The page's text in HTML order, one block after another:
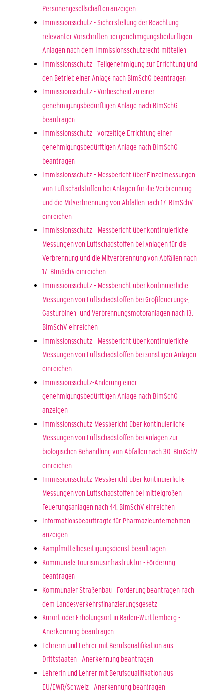
Personengesellschaften anzeigen
Immissionsschutz - Sicherstellung der Beachtung
relevanter Vorschriften bei genehmigungsbedürftigen
Anlagen nach dem Immissionsschutzrecht mitteilen
Immissionsschutz - Teilgenehmigung zur Errichtung und
den Betrieb einer Anlage nach BImSchG beantragen
Immissionsschutz - Vorbescheid zu einer
genehmigungsbedürftigen Anlage nach BImSchG
beantragen
Immissionsschutz - vorzeitige Errichtung einer
genehmigungsbedürftigen Anlage nach BImSchG
beantragen
Immissionsschutz – Messbericht über Einzelmessungen
von Luftschadstoffen bei Anlagen für die Verbrennung
und die Mitverbrennung von Abfällen nach 17. BImSchV
einreichen
Immissionsschutz – Messbericht über kontinuierliche
Messungen von Luftschadstoffen bei Anlagen für die
Verbrennung und die Mitverbrennung von Abfällen nach
17. BImSchV einreichen
Immissionsschutz – Messbericht über kontinuierliche
Messungen von Luftschadstoffen bei Großfeuerungs-,
Gasturbinen- und Verbrennungsmotoranlagen nach 13.
BImSchV einreichen
Immissionsschutz – Messbericht über kontinuierliche
Messungen von Luftschadstoffen bei sonstigen Anlagen
einreichen
Immissionsschutz-Änderung einer
genehmigungsbedürftigen Anlage nach BImSchG
anzeigen
Immissionsschutz-Messbericht über kontinuierliche
Messungen von Luftschadstoffen bei Anlagen zur
biologischen Behandlung von Abfällen nach 30. BImSchV
einreichen
Immissionsschutz-Messbericht über kontinuierliche
Messungen von Luftschadstoffen bei mittelgroßen
Feuerungsanlagen nach 44. BImSchV einreichen
Informationsbeauftragte für Pharmazieunternehmen
anzeigen
Kampfmittelbeseitigungsdienst beauftragen
Kommunale Tourismusinfrastruktur - Förderung
beantragen
Kommunaler Straßenbau - Förderung beantragen nach
dem Landesverkehrsfinanzierungsgesetz
Kurort oder Erholungsort in Baden-Württemberg -
Anerkennung beantragen
Lehrerin und Lehrer mit Berufsqualifikation aus
Drittstaaten - Anerkennung beantragen
Lehrerin und Lehrer mit Berufsqualifikation aus
EU/EWR/Schweiz - Anerkennung beantragen